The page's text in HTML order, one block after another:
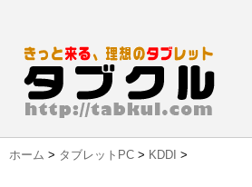
ホーム > タブレットPC > KDDI >